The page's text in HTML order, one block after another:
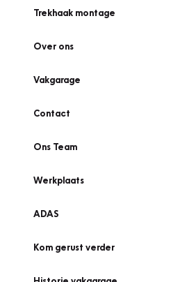
Trekhaak montage
Over ons
Vakgarage
Contact
Ons Team
Werkplaats
ADAS
Kom gerust verder